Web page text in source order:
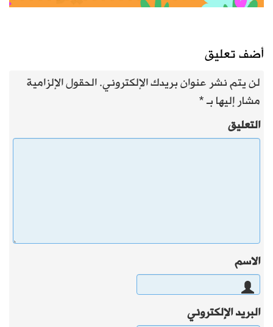
أضف تعليق
لن يتم نشر عنوان بريدك الإلكتروني.الحقول الإلزامية
مشار إليها بـ*
التعليق
الاسم
البريد الإلكتروني